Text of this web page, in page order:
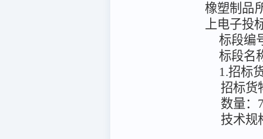
橡塑制品
上电子投
标段编
标段名
1.招标
招标货
数量：
技术规